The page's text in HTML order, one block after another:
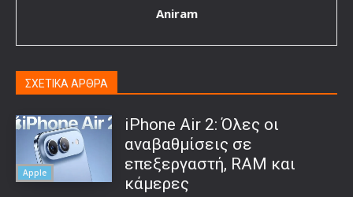
Aniram
ΣΧΕΤΙΚΑ ΑΡΘΡΑ
Apple
iPhone Air 2: Όλες οι
αναβαθμίσεις σε
επεξεργαστή, RAM και
κάμερες